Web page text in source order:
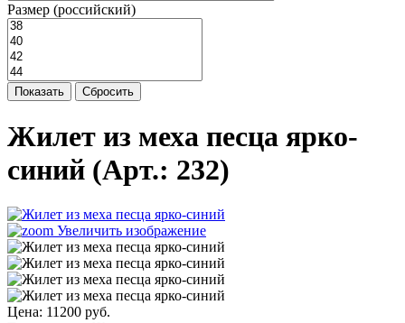
Размер (российский)
Показать Сбросить
Жилет из меха песца ярко-
синий (Арт.: 232)
Увеличить изображение
Цена: 11200 руб.